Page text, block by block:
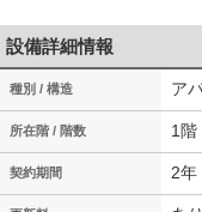
設備詳細情報
種別 / 構造 ア
所在階 / 階数 1階
契約期間 2年